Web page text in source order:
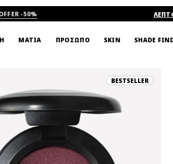
-50%
ΜΑΤΙΑ ΠΡΟΣΩΠΟ SKIN SHADE
BESTSELLER